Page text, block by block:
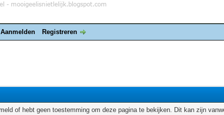
Aanmelden Registreren
of hebt geen toestemming om deze pagina te bekijken. Dit kan zijn